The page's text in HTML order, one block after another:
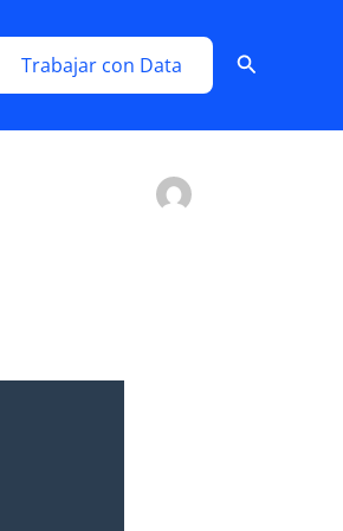
Trabajar con Data Search